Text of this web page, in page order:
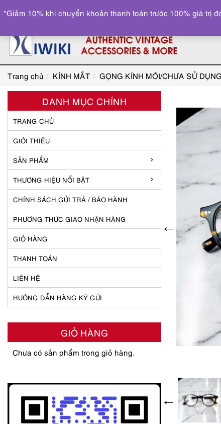
Trang chủ KÍNH MẮT GỌNG KÍNH MỚI/CHƯA SỬ DỤNG
DANH MỤC CHÍNH
TRANG CHỦ
GIỚI THIỆU
SẢN PHẨM
THƯƠNG HIỆU NỔI BẬT
CHÍNH SÁCH GỬI TRẢ / BẢO HÀNH
PHƯƠNG THỨC GIAO NHẬN HÀNG
GIỎ HÀNG
THANH TOÁN
LIÊN HỆ
HƯỚNG DẪN HÀNG KÝ GỬI
GIỎ HÀNG
Chưa có sản phẩm trong giỏ hàng.
*Giảm 10% khi chuyển khoản thanh toán trước 100% giá trị